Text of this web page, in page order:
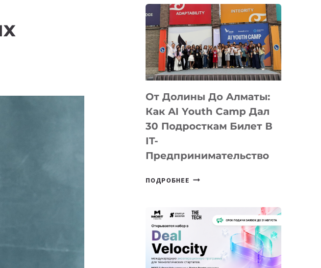
От Долины До Алматы:
Как AI Youth Camp Дал
30 Подросткам Билет В
IT-
Предпринимательство
ПОДРОБНЕЕ ОТ
АЛМАТЫ:
YOUTH
CAMP